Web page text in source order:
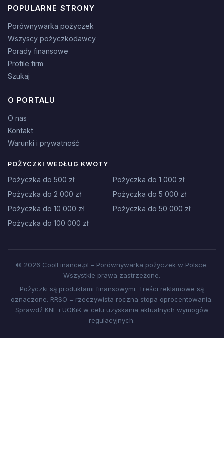
POPULARNE STRONY
Porównywarka pożyczek
Wszyscy pożyczkodawcy
Porady finansowe
Profile firm
Szukaj
O PORTALU
O nas
Kontakt
Warunki i prywatność
POŻYCZKI WEDŁUG KWOTY
Pożyczka do 500 zł
Pożyczka do 1 000 zł
Pożyczka do 2 000 zł
Pożyczka do 5 000 zł
Pożyczka do 10 000 zł
Pożyczka do 50 000 zł
Pożyczka do 100 000 zł
© 2026 CoolFinance.pl – Porównywarka pożyczek w Polsce.
Wszystkie prawa zastrzeżone.
Pożyczki są produktami finansowymi. Treści reklamowe są
oznaczone. RRSO = rzeczywista roczna stopa oprocentowania.
Sprawdź KNF i UOKiK w celu uzyskania aktualnych wymogów
regulacyjnych.